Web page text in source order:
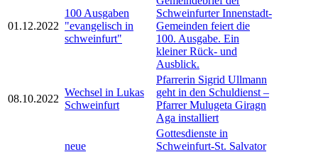
01.12.2022
100 Ausgaben
"evangelisch in
schweinfurt"
Schweinfurter Innenstadt-
Gemeinden feiert die
100. Ausgabe. Ein
kleiner Rück- und
Ausblick.
08.10.2022
Wechsel in Lukas
Schweinfurt
Pfarrerin Sigrid Ullmann
geht in den Schuldienst –
Pfarrer Mulugeta Giragn
Aga installiert
neue
Gottesdienste in
Schweinfurt-St. Salvator